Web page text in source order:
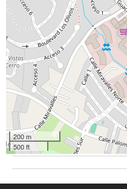
200 m
500 ft